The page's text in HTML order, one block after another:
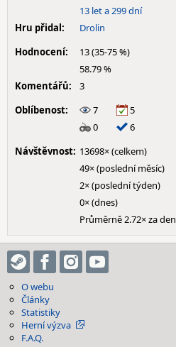
13 let a 299 dní
Hru přidal:
Drolin
Hodnocení:
13 (35-75 %)
58.79 %
Komentářů:
3
Oblíbenost:
7
5
0
6
Návštěvnost: 13698× (celkem)
49× (poslední měsíc)
2× (poslední týden)
0× (dnes)
Průměrně 2.72× za den
O webu
Články
Statistiky
Herní výzva
F.A.Q.